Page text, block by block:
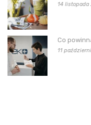
14 listopada
Co
11